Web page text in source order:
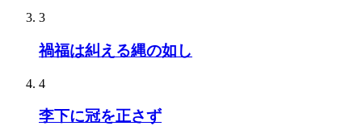
3
禍福は糾える縄の如し
4
李下に冠を正さず